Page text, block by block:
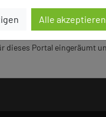
Alle akzeptieren
Hotel
dieses Portal eingeräumt